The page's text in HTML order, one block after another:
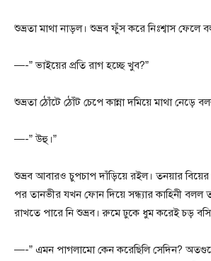
শুভ্রতা মাথা নাড়ল। শুভ্রব ফুঁস করে নিঃশ্বাস ফেলে
—-” ভাইয়ের প্রতি রাগ হচ্ছে খুব?”
শুভ্রতা ঠোঁটে ঠোঁট চেপে কান্না দমিয়ে মাথা নেড়ে
—-” উহু।”
শুভ্রব আবারও চুপচাপ দাঁড়িয়ে রইল। তনয়ার
পর তানভীর যখন ফোন দিয়ে সন্ধ্যার কাহিনী
রাখতে পারে নি শুভ্রব। রুমে ঢুকে ধুম করেই চড়
—-” এমন পাগলামো কেন করেছিলি সেদিন?